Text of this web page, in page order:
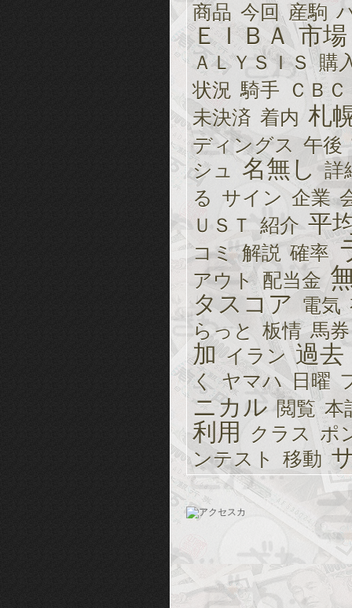
商品 今回 産駒
ＥＩＢＡ 市場
ＡＬＹＳＩＳ 購
状況 騎手
ＣＢＣ
未決済 着内 札
ディングス 午後
シュ 名無し
詳
る サイン 企業
ＵＳＴ 紹介 平
コミ 解説 確率
アウト 配当金
タスコア 電気
らっと
板情 馬券
加 イラン 過去
く ヤマハ 日曜
ニカル 閲覧 本
利用 クラス ポ
ンテスト
移動